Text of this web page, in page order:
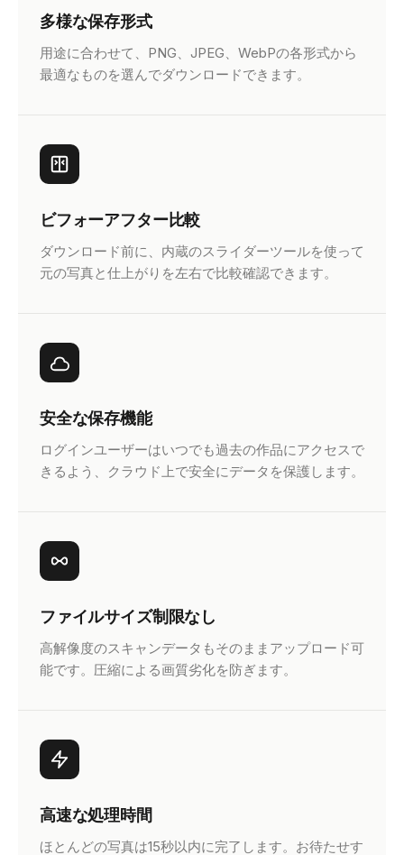
多様な保存形式
用途に合わせて、PNG、JPEG、WebPの各形式から
最適なものを選んでダウンロードできます。
ビフォーアフター比較
ダウンロード前に、内蔵のスライダーツールを使って
元の写真と仕上がりを左右で比較確認できます。
安全な保存機能
ログインユーザーはいつでも過去の作品にアクセスで
きるよう、クラウド上で安全にデータを保護します。
ファイルサイズ制限なし
高解像度のスキャンデータもそのままアップロード可
能です。圧縮による画質劣化を防ぎます。
高速な処理時間
ほとんどの写真は15秒以内に完了します。お待たせす